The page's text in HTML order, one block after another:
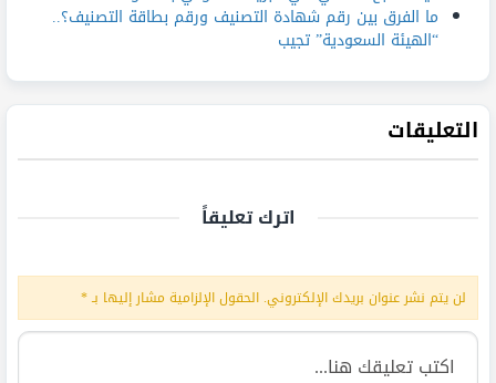
ما الفرق بين رقم شهادة التصنيف ورقم بطاقة التصنيف؟..
“الهيئة السعودية” تجيب
التعليقات
اترك تعليقاً
لن يتم نشر عنوان بريدك الإلكتروني. الحقول الإلزامية مشار إليها بـ*